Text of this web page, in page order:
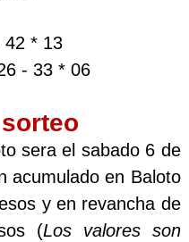
42 * 13
- 33 * 06
sera el sabado 6 de
acumulado en Baloto
y en revancha de
(Los valores son